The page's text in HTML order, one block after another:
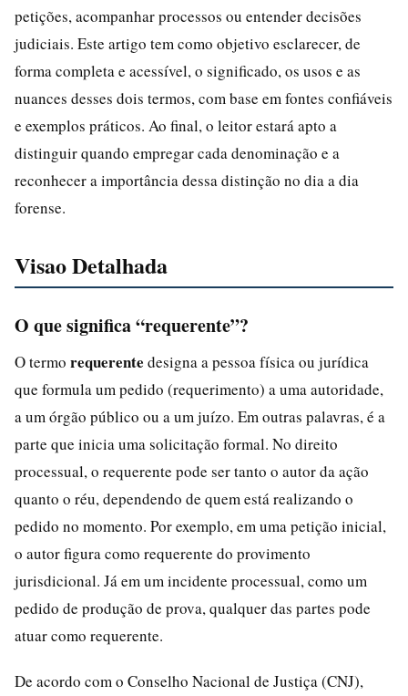
petições, acompanhar processos ou entender decisões
judiciais. Este artigo tem como objetivo esclarecer, de
forma completa e acessível, o significado, os usos e as
nuances desses dois termos, com base em fontes confiáveis
e exemplos práticos. Ao final, o leitor estará apto a
distinguir quando empregar cada denominação e a
reconhecer a importância dessa distinção no dia a dia
forense.
Visao Detalhada
O que significa “requerente”?
O termo requerente designa a pessoa física ou jurídica
que formula um pedido (requerimento) a uma autoridade,
a um órgão público ou a um juízo. Em outras palavras, é a
parte que inicia uma solicitação formal. No direito
processual, o requerente pode ser tanto o autor da ação
quanto o réu, dependendo de quem está realizando o
pedido no momento. Por exemplo, em uma petição inicial,
o autor figura como requerente do provimento
jurisdicional. Já em um incidente processual, como um
pedido de produção de prova, qualquer das partes pode
atuar como requerente.
De acordo com o Conselho Nacional de Justiça (CNJ),